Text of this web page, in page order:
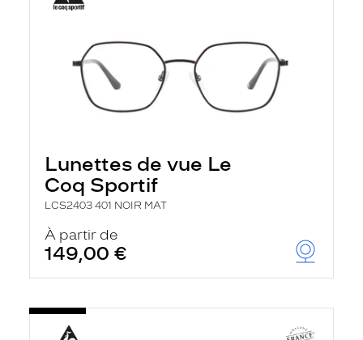
Lunettes de vue Le
Coq Sportif
LCS2403 401 NOIR MAT
À partir de
149,00 €